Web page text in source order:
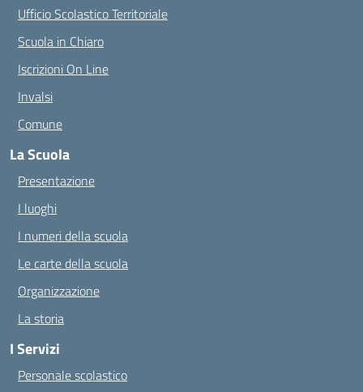
Ufficio Scolastico Territoriale
Scuola in Chiaro
Iscrizioni On Line
Invalsi
Comune
La Scuola
Presentazione
I luoghi
I numeri della scuola
Le carte della scuola
Organizzazione
La storia
I Servizi
Personale scolastico